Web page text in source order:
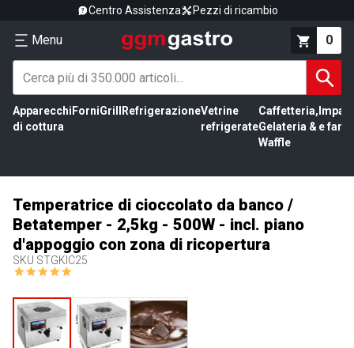
Centro Assistenza Pezzi di ricambio
Menu 0
Apparecchi
di cottura
ForniGrill RefrigerazioneVetrine
refrigerate
Caffetteria,
Gelateria &
Waffle
e
Temperatrice di cioccolato da banco /
Betatemper - 2,5kg - 500W - incl. piano
d'appoggio con zona di ricopertura
SKU STGKIC25